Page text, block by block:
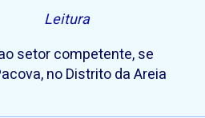
Leitura
setor competente, se
no Distrito da Areia